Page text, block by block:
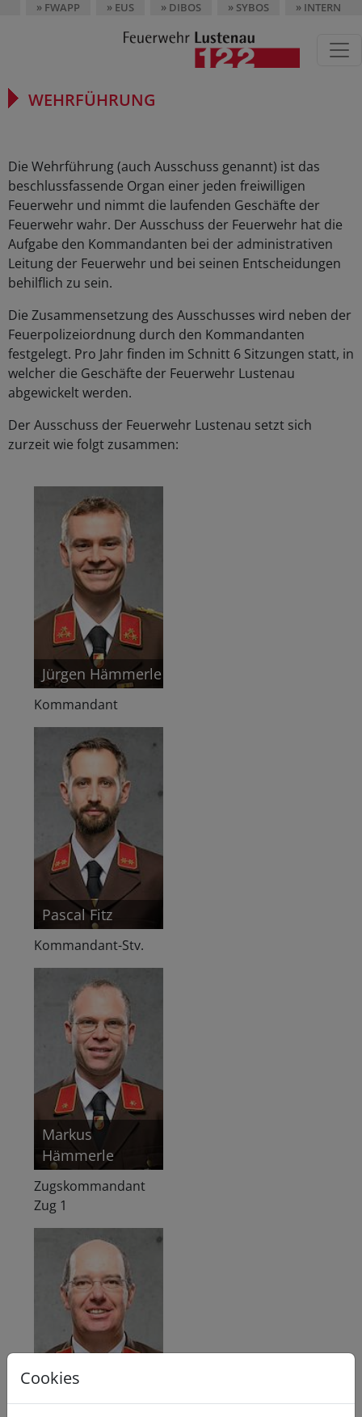
Cookies
» FWAPP » EUS » DIBOS » SYBOS » INTERN
WEHRFÜHRUNG
Die Wehrführung (auch Ausschuss genannt) ist das
beschlussfassende Organ einer jeden freiwilligen
Feuerwehr und nimmt die laufenden Geschäfte der
Feuerwehr wahr. Der Ausschuss der Feuerwehr hat die
Aufgabe den Kommandanten bei der administrativen
Leitung der Feuerwehr und bei seinen Entscheidungen
behilflich zu sein.
Die Zusammensetzung des Ausschusses wird neben der
Feuerpolizeiordnung durch den Kommandanten
festgelegt. Pro Jahr finden im Schnitt 6 Sitzungen statt, in
welcher die Geschäfte der Feuerwehr Lustenau
abgewickelt werden.
Der Ausschuss der Feuerwehr Lustenau setzt sich
zurzeit wie folgt zusammen:
Jürgen Hämmerle
Kommandant
Pascal Fitz
Kommandant-Stv.
Markus
Hämmerle
Zugskommandant
Zug 1